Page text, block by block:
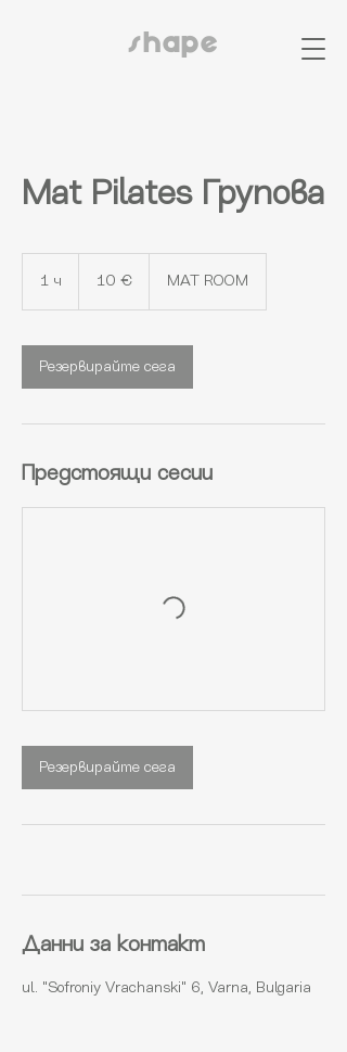
shape
Mat Pilates Групова
1 ч 10 € MAT ROOM
Резервирайте сега
Предстоящи сесии
Резервирайте сега
Данни за контакт
ul. "Sofroniy Vrachanski" 6, Varna, Bulgaria